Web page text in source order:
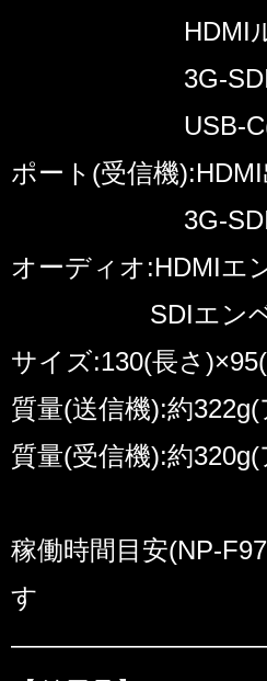
HDMIルー
3G-SDI入
USB-C(iOSデ
ポート(受信機
3G-SDI出
オーディオ:HDMIエ
SDIエンベ
サイズ:130(長さ
質量(送信機):約
質量(受信機):約
稼働時間目安(NP-
す